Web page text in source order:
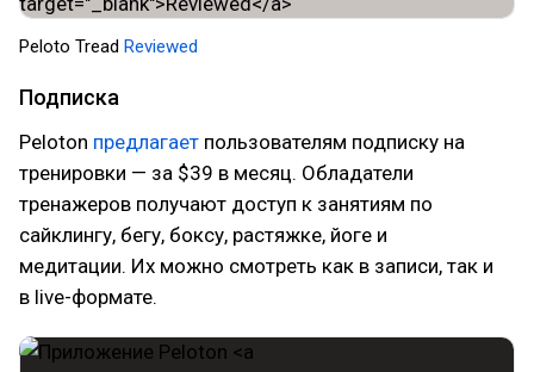
Peloto Tread Reviewed
Подписка
Peloton предлагает пользователям подписку на
тренировки — за $39 в месяц. Обладатели
тренажеров получают доступ к занятиям по
сайклингу, бегу, боксу, растяжке, йоге и
медитации. Их можно смотреть как в записи, так и
в live-формате.